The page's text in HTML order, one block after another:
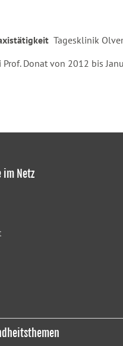
Tagesklinik
Donat von 2012 bis
im Netz